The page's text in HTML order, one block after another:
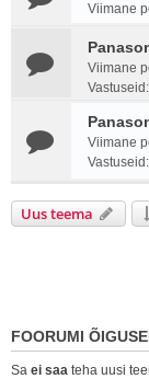
Viimane
Viimane
Vastuseid:
Viimane
Vastuseid:
Uus teema
FOORUMI
Sa ei saa teha uusi